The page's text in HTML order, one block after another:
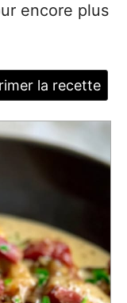
encore plus
la recette